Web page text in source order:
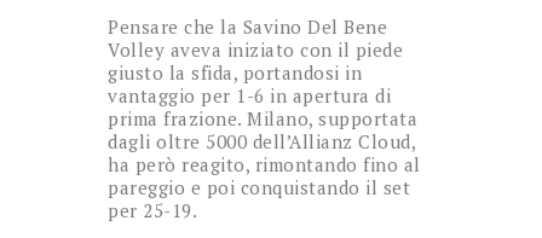
Pensare che la Savino Del Bene
Volley aveva iniziato con il piede
giusto la sfida, portandosi in
vantaggio per 1-6 in apertura di
prima frazione. Milano, supportata
dagli oltre 5000 dell’Allianz Cloud,
ha però reagito, rimontando fino al
pareggio e poi conquistando il set
per 25-19.